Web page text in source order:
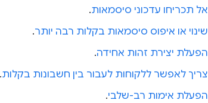
אל תכריחו עדכוני סיסמאות.
שינוי או איפוס סיסמאות בקלות רבה יותר.
הפעלת יצירת זהות אחידה.
צריך לאפשר ללקוחות לעבור בין חשבונות בקלות.
הפעלת אימות רב-שלבי.